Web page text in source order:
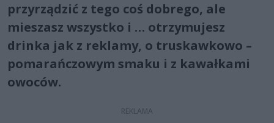
przyrządzić z tego coś dobrego, ale
mieszasz wszystko i … otrzymujesz
drinka jak z reklamy, o truskawkowo –
pomarańczowym smaku i z kawałkami
owoców.